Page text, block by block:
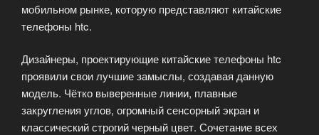
мобильном рынке, которую представляют китайские
телефоны htc.
Дизайнеры, проектирующие китайские телефоны htc
проявили свои лучшие замыслы, создавая данную
модель. Чётко выверенные линии, плавные
закругления углов, огромный сенсорный экран и
классический строгий черный цвет. Сочетание всех